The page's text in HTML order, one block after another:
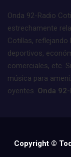
Onda 92-Radio
estrechamente
Cotillas,
deportivos,
comerciales, etc.
música para
oyentes. Onda
Copyright ©